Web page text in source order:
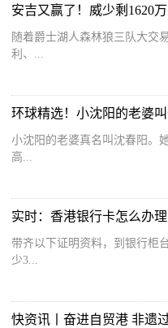
随着爵士湖人森林狼三队大交
利、...
环球精选！小沈阳的老婆
小沈阳的老婆真名叫沈春阳。
高...
实时：香港银行卡怎么办理
带齐以下证明资料，到银行柜
少3...